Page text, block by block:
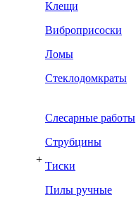
Клещи
Виброприсоски
Ломы
Стеклодомкраты
+
Слесарные работы
Струбцины
Тиски
Пилы ручные